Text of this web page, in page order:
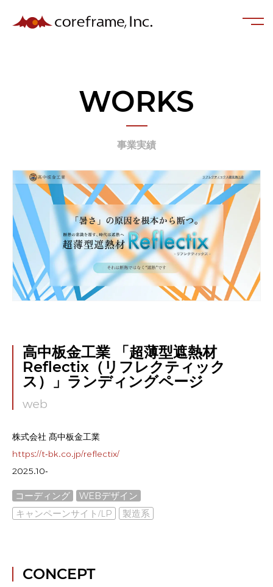
WORKS
事業実績
高中板金工業 「超薄型遮熱材
Reflectix（リフレクティック
ス）」ランディングページ
web
株式会社 髙中板金工業
https://t-bk.co.jp/reflectix/
2025.10-
コーディング
WEBデザイン
キャンペーンサイト/LP
製造系
CONCEPT